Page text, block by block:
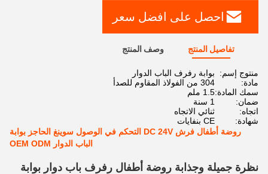
احصل على افضل سعر
تفاصيل المنتج وصف المنتج
منتوج إسم:
بوابة رفرف الباب الدوار
مادة:
304 من الفولاذ المقاوم للصدأ
سمك المادة:1.5 ملم
ضمان:
1 سنة
اتجاه:
ثنائي الاتجاه
شهادة:
CE بنفايات
روضة أطفال فرش DC 24V التحكم في الوصول سوينغ الحاجز بوابة
الباب الدوار OEM ODM
نظرة جميلة وجذابة روضة أطفال رفرف باب دوار بوابة